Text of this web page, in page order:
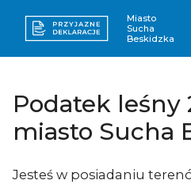
Miasto
Sucha
Beskidzka
Podatek leśny
miasto Sucha
Jesteś w posiadaniu